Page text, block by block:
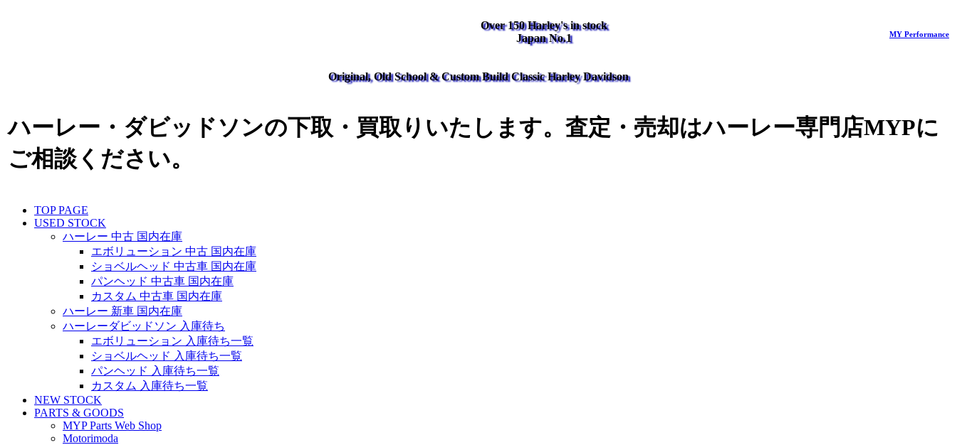
Over 150 Harley's in stock
Japan No.1
MY Performance
Original, Old School & Custom Build Classic Harley Davidson
ハーレー・ダビッドソンの下取・買取りいたします。査定・売却はハーレー専門店MYPに
ご相談ください。
TOP PAGE
USED STOCK
ハーレー 中古 国内在庫
エボリューション 中古 国内在庫
ショベルヘッド 中古車 国内在庫
パンヘッド 中古車 国内在庫
カスタム 中古車 国内在庫
ハーレー 新車 国内在庫
ハーレーダビッドソン 入庫待ち
エボリューション 入庫待ち一覧
ショベルヘッド 入庫待ち一覧
パンヘッド 入庫待ち一覧
カスタム 入庫待ち一覧
NEW STOCK
PARTS & GOODS
MYP Parts Web Shop
Motorimoda